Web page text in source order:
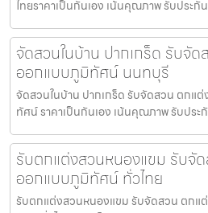
ไทยราคาเป็นกันเอง เน้นคุณภาพ รับประ
จัดสวนในบ้าน ปากเกร็ด รับจั
ออกแบบภูมิทัศน์ นนทบุรี
จัดสวนในบ้าน ปากเกร็ด รับจัดสวน ตกแ
ทัศน์ ราคาเป็นกันเอง เน้นคุณภาพ รับปร
รับตกแต่งสวนหนองแขม รับจั
ออกแบบภูมิทัศน์ ทั่วไทย
รับตกแต่งสวนหนองแขม รับจัดสวน ตก